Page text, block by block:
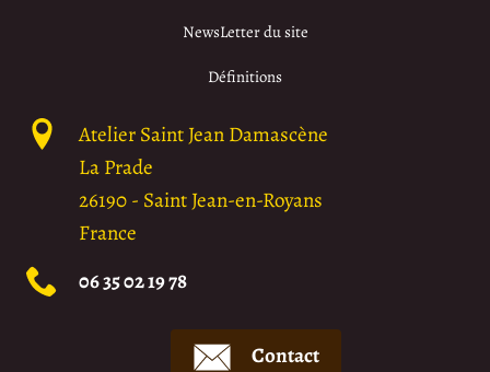
NewsLetter du site
Définitions
Atelier Saint Jean Damascène
La Prade
26190- Saint Jean-en-Royans
France
06 35 02 19 78
Contact